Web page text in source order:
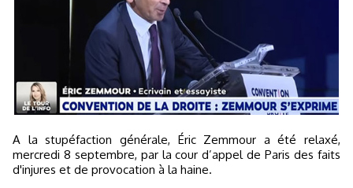
A la stupéfaction générale, Éric Zemmour a été relaxé,
mercredi 8 septembre, par la cour d’appel de Paris des faits
d'injures et de provocation à la haine.